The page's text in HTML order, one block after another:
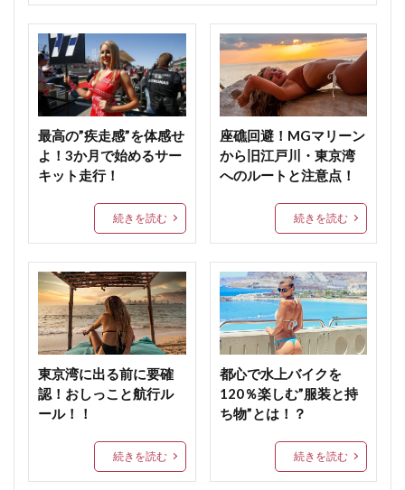
最高の”疾走感”を体感せ
よ！3か月で始めるサー
キット走行！
続きを読む
座礁回避！MGマリーン
から旧江戸川・東京湾
へのルートと注意点！
続きを読む
東京湾に出る前に要確
認！おしっこと航行ル
ール！！
続きを読む
都心で水上バイクを
120％楽しむ”服装と持
ち物”とは！？
続きを読む